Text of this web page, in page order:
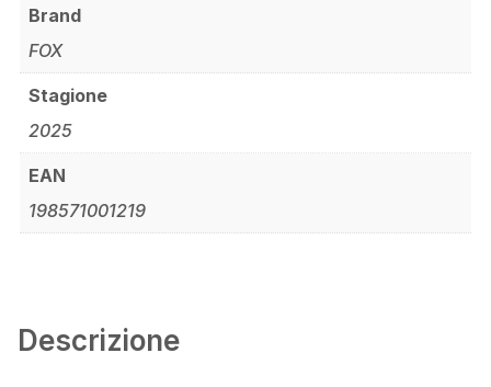
Brand
FOX
Stagione
2025
EAN
198571001219
Descrizione